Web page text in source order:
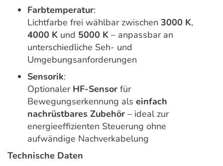
Farbtemperatur:
Lichtfarbe frei wählbar zwischen 3000 K,
4000 K und 5000 K – anpassbar an
unterschiedliche Seh- und
Umgebungsanforderungen
Sensorik:
Optionaler HF-Sensor für
Bewegungserkennung als einfach
nachrüstbares Zubehör – ideal zur
energieeffizienten Steuerung ohne
aufwändige Nachverkabelung
Technische Daten